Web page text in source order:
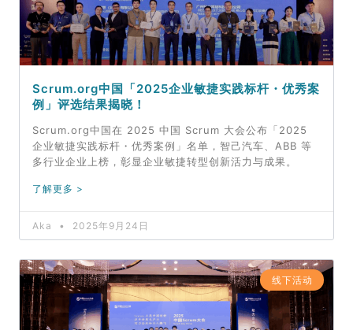
Scrum.org中国「2025企业敏捷实践标杆・优秀案
例」评选结果揭晓！
Scrum.org中国在 2025 中国 Scrum 大会公布「2025
企业敏捷实践标杆・优秀案例」名单，智己汽车、ABB 等
多行业企业上榜，彰显企业敏捷转型创新活力与成果。
了解更多 >
Aka 2025年9月24日
线下活动